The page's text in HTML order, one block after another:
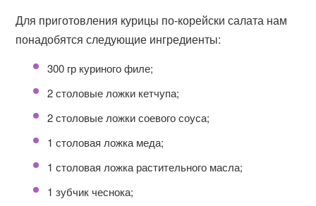
Для приготовления курицы по-корейски салата нам
понадобятся следующие ингредиенты:
300 гр куриного филе;
2 столовые ложки кетчупа;
2 столовые ложки соевого соуса;
1 столовая ложка меда;
1 столовая ложка растительного масла;
1 зубчик чеснока;